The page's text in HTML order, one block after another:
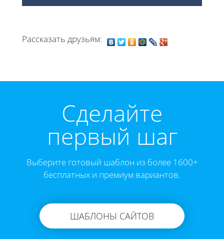
Рассказать друзьям:
Cделайте
первый шаг
Выберите готовый шаблон из более 1600+
бесплатных и премиум вариантов.
ШАБЛОНЫ САЙТОВ